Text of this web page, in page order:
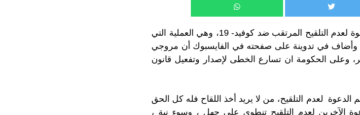
طالب الدكتور مصطفى كرين، بتجريم الدعوة لعدم التلقيح المرتقب ضد كوفيد- 19، وهي العملية التي
وأضاف في تدوينة على صفحته في الفايسبوك أن مروجي
وعلى الحكومة ان تسارع الخطى لإصدار وتفعيل قانون
الدعوة لعدم التلقيح، من لا يريد أخذ اللقاح فله كل الحق
الآخرين لعدم التلقيح تنطوي على جهلٍ ، وسوءِ نية ،